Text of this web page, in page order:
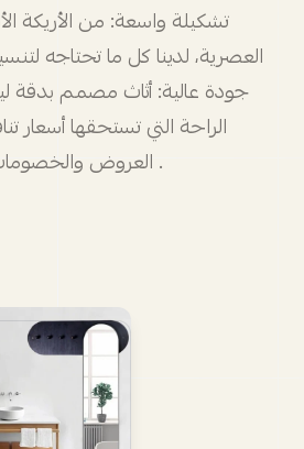
تشكيلة واسعة: من الأريكة
العصرية، لدينا كل ما تحتاجه
جودة عالية: أثاث مصمم بدقة
الراحة التي تستحقها أسعار
العروض والخصومات لتجعل منزلك مثالياً .